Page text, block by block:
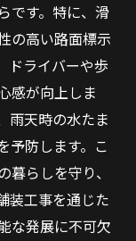
です。特に、滑
の高い路面標示
ドライバーや歩
感が向上しま
雨天時の水たま
予防します。こ
らしを守り、
装工事を通じた
な発展に不可欠